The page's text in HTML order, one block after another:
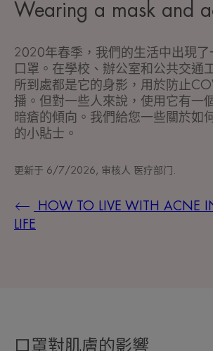
Wearing a mask and
2020年春季，我們的生活中出現了
口罩。在學校、辦公室和公共交通
所到處都是它的身影，用於防止
播。但對一些人來說，使用它有一
暗瘡的傾向。我們給您一些關於如
的小貼士。
更新于 6/7/2026 , 审核人 医疗部门
HOW TO LIVE WITH ACNE
LIFE
口罩對肌膚的影響